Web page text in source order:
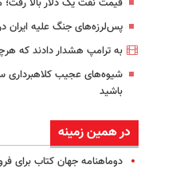
پس‌لرزه‌های جنگ علیه ایران
به ترامپ هشدار دادند که
شیوه‌های عجیب کلاهبرداری
باشید
در همین زمینه
دوماهنامه جهان کتاب برای فروردین‌